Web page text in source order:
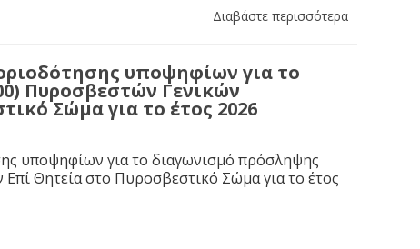
Διαβάστε περισσότερα
υποψηφίων για το
Πυροσβεστών Γενικών
Σώμα για το έτος 2026
υποψηφίων για το διαγωνισμό πρόσληψης
Θητεία στο Πυροσβεστικό Σώμα για το έτος